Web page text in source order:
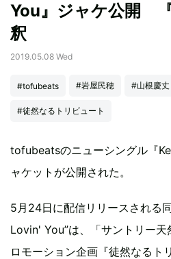
You』ジャケ公開
釈
2019.05.08 Wed
#tofubeats #岩屋民穂 #山根慶丈
#徒然なるトリビュート
tofubeatsのニューシングル『
ャケットが公開された。
5月24日に配信リリースされる
Lovin' You”は、「サントリー天
ロモーション企画『徒然なるト